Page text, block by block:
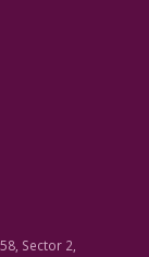
Sector 2,